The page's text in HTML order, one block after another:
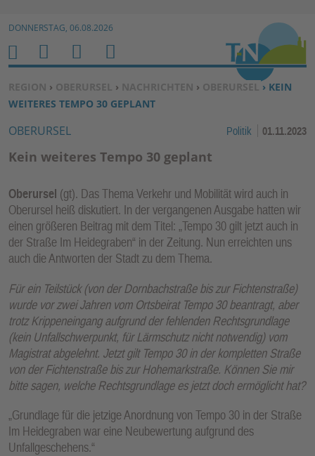
Zum Inhalt springen ↓
DONNERSTAG, 06.08.2026
SIE BEFINDEN SICH HIER:
REGION › OBERURSEL › NACHRICHTEN › OBERURSEL › KEIN
WEITERES TEMPO 30 GEPLANT
OBERURSEL Politik 01.11.2023
Kein weiteres Tempo 30 geplant
Oberursel (gt). Das Thema Verkehr und Mobilität wird auch in
Oberursel heiß diskutiert. In der vergangenen Ausgabe hatten wir
einen größeren Beitrag mit dem Titel: „Tempo 30 gilt jetzt auch in
der Straße Im Heidegraben“ in der Zeitung. Nun erreichten uns
auch die Antworten der Stadt zu dem Thema.
Für ein Teilstück (von der Dornbachstraße bis zur Fichtenstraße)
wurde vor zwei Jahren vom Ortsbeirat Tempo 30 beantragt, aber
trotz Krippeneingang aufgrund der fehlenden Rechtsgrundlage
(kein Unfallschwerpunkt, für Lärmschutz nicht notwendig) vom
Magistrat abgelehnt. Jetzt gilt Tempo 30 in der kompletten Straße
von der Fichtenstraße bis zur Hohemarkstraße. Können Sie mir
bitte sagen, welche Rechtsgrundlage es jetzt doch ermöglicht hat?
„Grundlage für die jetzige Anordnung von Tempo 30 in der Straße
Im Heidegraben war eine Neubewertung aufgrund des
Unfallgeschehens.“
H
O
M
E
M
E
N
U
S
U
C
N
B
E
N
Z
R
F
U
N
K
TI
O
N
E
N